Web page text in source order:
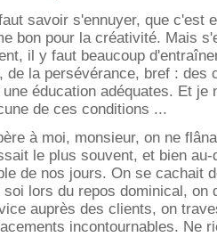
savoir s'ennuyer, que c'est
bon pour la créativité. Mais
il y faut beaucoup
de la persévérance, bref : des
éducation adéquates. Et je
de ces conditions ...
à moi, monsieur, on ne
le plus souvent, et bien
de nos jours. On se cachait
lors du repos dominical, on
auprès des clients, on
incontournables. Ne